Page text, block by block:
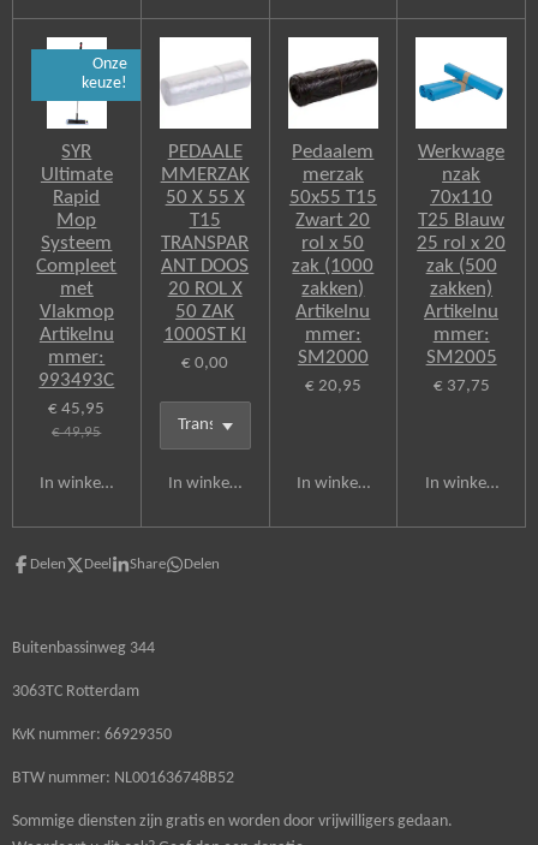
Onze
keuze!
SYR
Ultimate
Rapid
Mop
Systeem
Compleet
met
Vlakmop
Artikelnu
mmer:
993493C
€ 45,95
€ 49,95
In winkelwagen
PEDAALE
MMERZAK
50 X 55 X
T15
TRANSPAR
ANT DOOS
20 ROL X
50 ZAK
1000ST Kl
€ 0,00
In winkelwagen
Pedaalem
merzak
50x55 T15
Zwart 20
rol x 50
zak (1000
zakken)
Artikelnu
mmer:
SM2000
€ 20,95
In winkelwagen
Werkwage
nzak
70x110
T25 Blauw
25 rol x 20
zak (500
zakken)
Artikelnu
mmer:
SM2005
€ 37,75
In winkelwagen
Delen Deel Share Delen
Buitenbassinweg 344
3063TC Rotterdam
KvK nummer: 66929350
BTW nummer: NL001636748B52
Sommige diensten zijn gratis en worden door vrijwilligers gedaan.